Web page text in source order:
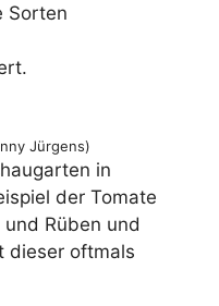
Sorten
Jürgens)
in
der Tomate
Rüben und
dieser oftmals